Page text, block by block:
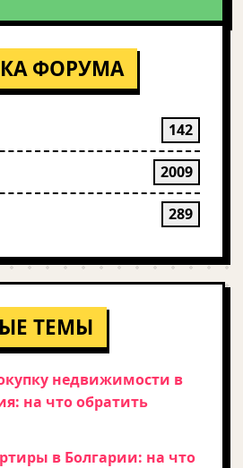
ФОРУМА
142
2009
289
ТЕМЫ
недвижимости в
на что обратить
в Болгарии: на что